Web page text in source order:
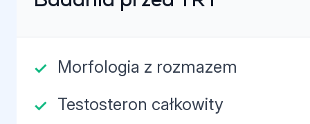
Morfologia z rozmazem
Testosteron całkowity